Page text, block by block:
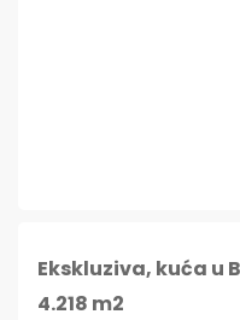
Ekskluziva, kuća u
4.218 m2